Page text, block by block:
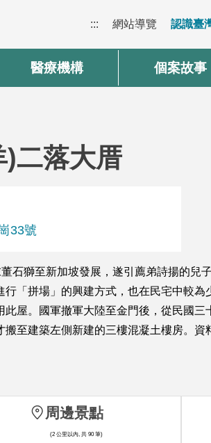
::: 網站導覽 認識臺
醫療機構 個案故事
二落大厝
33號
石獅至新加坡發展，遂引薦弟詩揚的
「拼場」的興建方式，也在民宅中較
屋。國軍撤軍大陸至金門後，從民國
至建築左側新建的三樓混凝土樓房。資
周邊景點
(2 公里以內, 共 90 筆)